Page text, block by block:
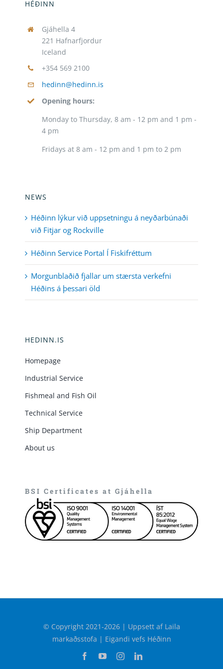
HÉÐINN
Gjáhella 4
221 Hafnarfjordur
Iceland
+354 569 2100
hedinn@hedinn.is
Opening hours:
Monday to Thursday, 8 am - 12 pm and 1 pm -
4 pm
Fridays at 8 am - 12 pm and 1 pm to 2 pm
NEWS
Héðinn lýkur við uppsetningu á neyðarbúnaði
við Fitjar og Rockville
Héðinn Service Portal Í Fiskifréttum
Morgunblaðið fjallar um stærsta verkefni
Héðins á þessari öld
HEDINN.IS
Homepage
Industrial Service
Fishmeal and Fish Oil
Technical Service
Ship Department
About us
BSI Certificates at Gjáhella
© Copyright 2021-2026 | Uppsett af Laila
markaðsstofa | Eigandi vefs Héðinn